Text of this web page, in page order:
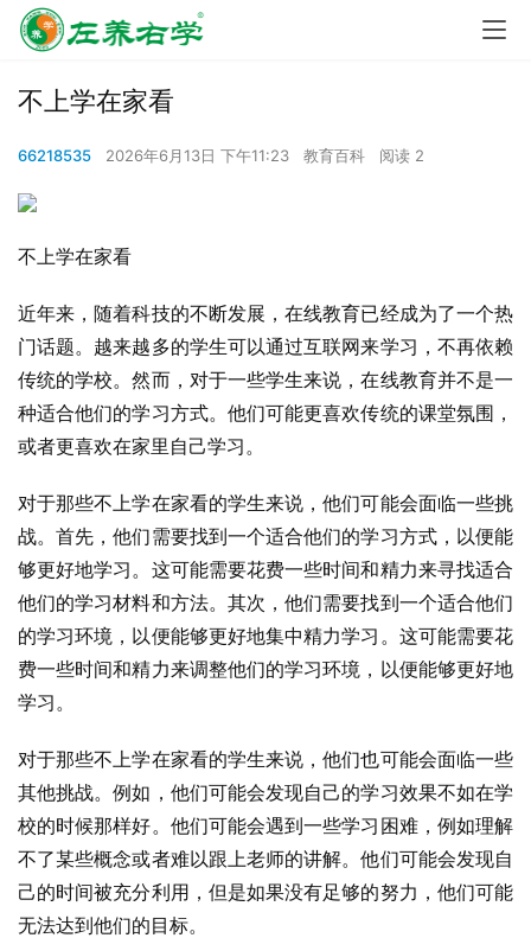
不上学在家看
66218535 2026年6月13日 下午11:23 教育百科 阅读 2
不上学在家看
近年来，随着科技的不断发展，在线教育已经成为了一个热
门话题。越来越多的学生可以通过互联网来学习，不再依赖
传统的学校。然而，对于一些学生来说，在线教育并不是一
种适合他们的学习方式。他们可能更喜欢传统的课堂氛围，
或者更喜欢在家里自己学习。
对于那些不上学在家看的学生来说，他们可能会面临一些挑
战。首先，他们需要找到一个适合他们的学习方式，以便能
够更好地学习。这可能需要花费一些时间和精力来寻找适合
他们的学习材料和方法。其次，他们需要找到一个适合他们
的学习环境，以便能够更好地集中精力学习。这可能需要花
费一些时间和精力来调整他们的学习环境，以便能够更好地
学习。
对于那些不上学在家看的学生来说，他们也可能会面临一些
其他挑战。例如，他们可能会发现自己的学习效果不如在学
校的时候那样好。他们可能会遇到一些学习困难，例如理解
不了某些概念或者难以跟上老师的讲解。他们可能会发现自
己的时间被充分利用，但是如果没有足够的努力，他们可能
无法达到他们的目标。